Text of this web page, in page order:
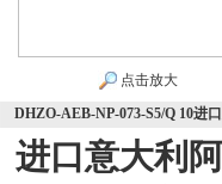
点击放大
DHZO-AEB-NP-073-S5/Q 10进
进口意大利